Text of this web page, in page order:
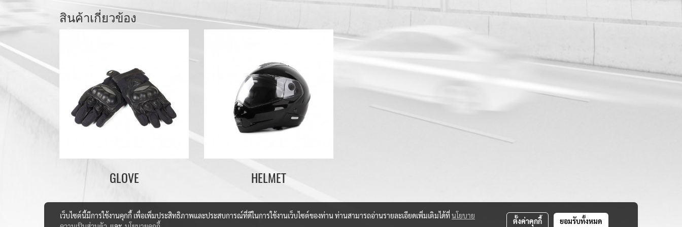
สินค้าเกี่ยวข้อง
GLOVE HELMET
เว็บไซต์นี้มีการใช้งานคุกกี้ เพื่อเพิ่มประสิทธิภาพและประสบการณ์ที่ดีในการใช้งานเว็บไซต์ของท่าน ท่านสามารถอ่านรายละเอียดเพิ่มเติมได้ที่นโยบาย
ตั้งค่าคุกกี้ ยอมรับทั้งหมด